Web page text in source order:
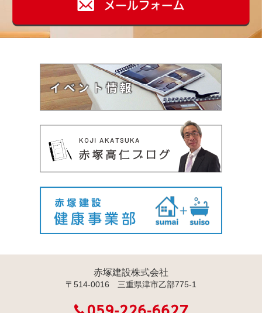
赤塚建設株式会社
〒514-0016 三重県津市乙部775-1